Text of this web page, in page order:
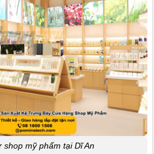
shop mỹ phẩm tại Dĩ An